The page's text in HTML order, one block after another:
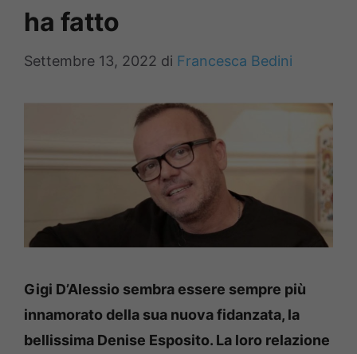
ha fatto
Settembre 13, 2022 di Francesca Bedini
Gigi D’Alessio sembra essere sempre più
innamorato della sua nuova fidanzata, la
bellissima Denise Esposito. La loro relazione